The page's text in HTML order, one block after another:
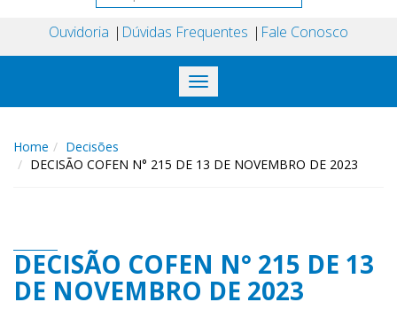
Ouvidoria Dúvidas Frequentes Fale Conosco
Toggle
navigation
Home
Decisões
DECISÃO COFEN N° 215 DE 13 DE NOVEMBRO DE 2023
DECISÃO COFEN N° 215 DE 13
DE NOVEMBRO DE 2023